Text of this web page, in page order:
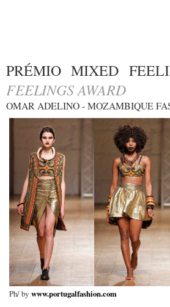
PRÉMIO MIXED
FEELINGS AWARD
OMAR ADELINO - MOZAMBIQUE
Ph/ by www.portugalfashion.com